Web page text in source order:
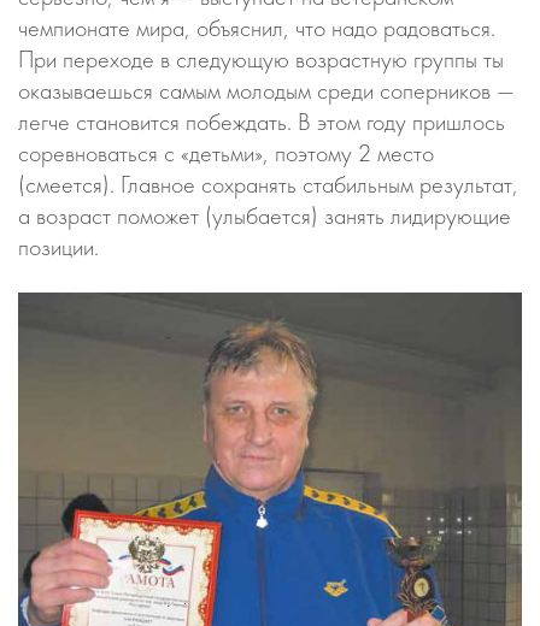
чемпионате мира, объяснил, что надо радоваться.
При переходе в следующую возрастную группы ты
оказываешься самым молодым среди соперников —
легче становится побеждать. В этом году пришлось
соревноваться с «детьми», поэтому 2 место
(смеется). Главное сохранять стабильным результат,
а возраст поможет (улыбается) занять лидирующие
позиции.